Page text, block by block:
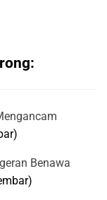
Benawa